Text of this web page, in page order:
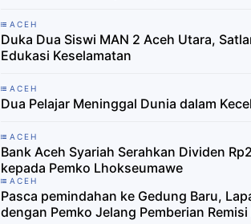
ACEH
Duka Dua Siswi MAN 2 Aceh Utara,
Edukasi Keselamatan
ACEH
Dua Pelajar Meninggal Dunia dalam
ACEH
Bank Aceh Syariah Serahkan Dividen
kepada Pemko Lhokseumawe
ACEH
Pasca pemindahan ke Gedung Baru,
dengan Pemko Jelang Pemberian Remisi